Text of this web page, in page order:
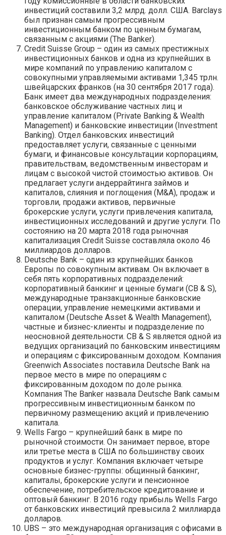
инвестиций составили 3,2 млрд. долл. США. Barclays
был признан самым прогрессивным
инвестиционным банком по ценным бумагам,
связанным с акциями (The Banker).
Credit Suisse Group – один из самых престижных
инвестиционных банков и одна из крупнейших в
мире компаний по управлению капиталом с
совокупными управляемыми активами 1,345 трлн.
швейцарских франков (на 30 сентября 2017 года).
Банк имеет два международных подразделения:
банковское обслуживание частных лиц и
управление капиталом (Private Banking & Wealth
Management) и банковские инвестиции (Investment
Banking). Отдел банковских инвестиций
предоставляет услуги, связанные с ценными
бумаги, и финансовые консультации корпорациям,
правительствам, ведомственным инвесторам и
лицам с высокой чистой стоимостью активов. Он
предлагает услуги андеррайтинга займов и
капиталов, слияния и поглощения (M&A), продаж и
торговли, продажи активов, первичные
брокерские услуги, услуги привлечения капитала,
инвестиционных исследований и другие услуги. По
состоянию на 20 марта 2018 года рыночная
капитализация Credit Suisse составляла около 46
миллиардов долларов.
Deutsche Bank – один из крупнейших банков
Европы по совокупным активам. Он включает в
себя пять корпоративных подразделений:
корпоративный банкинг и ценные бумаги (CB & S),
международные транзакционные банковские
операции, управление немецкими активами и
капиталом (Deutsche Asset & Wealth Management),
частные и бизнес-клиенты и подразделение по
неосновной деятельности. CB & S является одной из
ведущих организаций по банковским инвестициям
и операциям с фиксированным доходом. Компания
Greenwich Associates поставила Deutsche Bank на
первое место в мире по операциям с
фиксированным доходом по доле рынка.
Компания The Banker назвала Deutsche Bank самым
прогрессивным инвестиционным банком по
первичному размещению акций и привлечению
капитала.
Wells Fargo – крупнейший банк в мире по
рыночной стоимости. Он занимает первое, вторе
или третье места в США по большинству своих
продуктов и услуг. Компания включает четыре
основные бизнес-группы: общинный банкинг,
капиталы, брокерские услуги и пенсионное
обеспечение, потребительское кредитование и
оптовый банкинг. В 2016 году прибыль Wells Fargo
от банковских инвестиций превысила 2 миллиарда
долларов.
UBS – это международная организация с офисами в